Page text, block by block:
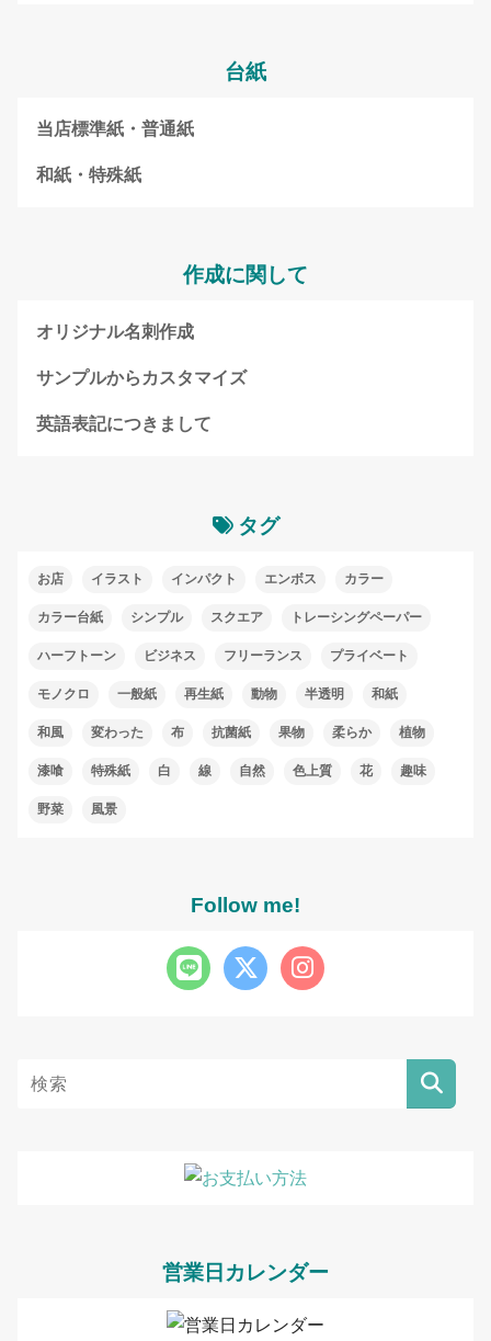
台紙
当店標準紙・普通紙
和紙・特殊紙
作成に関して
オリジナル名刺作成
サンプルからカスタマイズ
英語表記につきまして
タグ
お店 イラスト インパクト エンボス カラー
カラー台紙 シンプル スクエア トレーシングペーパー
ハーフトーン ビジネス フリーランス プライベート
モノクロ 一般紙 再生紙 動物 半透明 和紙
和風 変わった 布 抗菌紙 果物 柔らか 植物
漆喰 特殊紙 白 線 自然 色上質 花 趣味
野菜 風景
Follow me!
営業日カレンダー